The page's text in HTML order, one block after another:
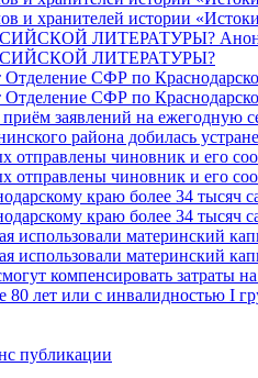
и хранителей истории
ЛИТЕРАТУРЫ? Анонс
ЛИТЕРАТУРЫ?
Отделение СФР по
СФР по
заявлений на ежегодную
района добилась
отправлены чиновник и его
отправлены чиновник и его
краю более 34
краю более 34
использовали материнский
использовали материнский
компенсировать затраты
80 лет или с инвалидностью I
публикации